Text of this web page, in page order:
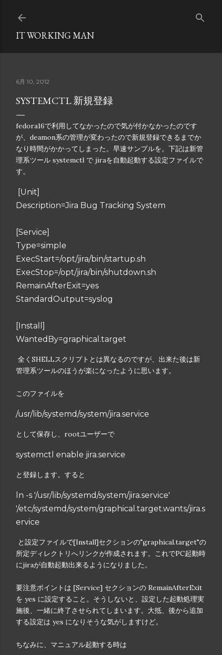
スキップしてメイン コンテンツに移動
IT WORKING MAN
6月 10, 2012
SYSTEMCTL 新規登録
fedora16で利用してなかったので気が付かなかったのです
が、deamon系の管理が変わったので新規登録できるまでか
なり時間がかかってしまった。早速サンプルを。下記は新管
理系ツール systemctl で jiraを自動起動する設定ファイルで
す。
[Unit]
Description=Jira Bug Tracking System
[Service]
Type=simple
ExecStart=/opt/jira/bin/startup.sh
ExecStop=/opt/jira/bin/shutdown.sh
RemainAfterExit=yes
StandardOutput=syslog
[Install]
WantedBy=graphical.target
全くSHELLスクリプトとは異なるのですが、出来た後は新
管理系ツールのほうが楽になったように思います。
このファイルを
/usr/lib/systemd/system/jira.service
として保存し、rootユーザーで
systemctl enable jira.service
と登録します。すると
ln -s '/usr/lib/systemd/system/jira.service'
'/etc/systemd/system/graphical.target.wants/jira.s
ervice
と設定ファイルで[Install]セクションの"graphical.target"の
所定ディレクトリへリンクが作成されます。これでPC起動時
にjiraが自動起動出来るようになりました。
要注意ポイントは [Service] セクションの RemainAfterExit
を yes に設定すること。そうしないと、設定した起動処理実
施後、一緒に終了させられてしまいます。大抵、後から追加
する設定は yes になりそうな気がしますけど。
ちなみに、マニュアル起動する時は